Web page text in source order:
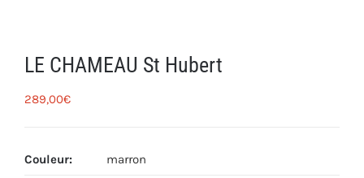
LE CHAMEAU St Hubert
289,00€
Couleur: marron